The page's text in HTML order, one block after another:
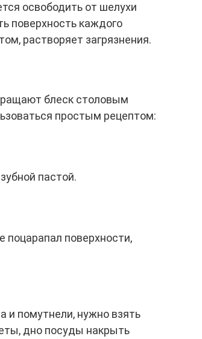
освободить от шелухи
поверхность каждого
растворяет загрязнения.
блеск столовым
простым рецептом:
пастой.
поцарапал поверхности,
и помутнели, нужно взять
дно посуды накрыть